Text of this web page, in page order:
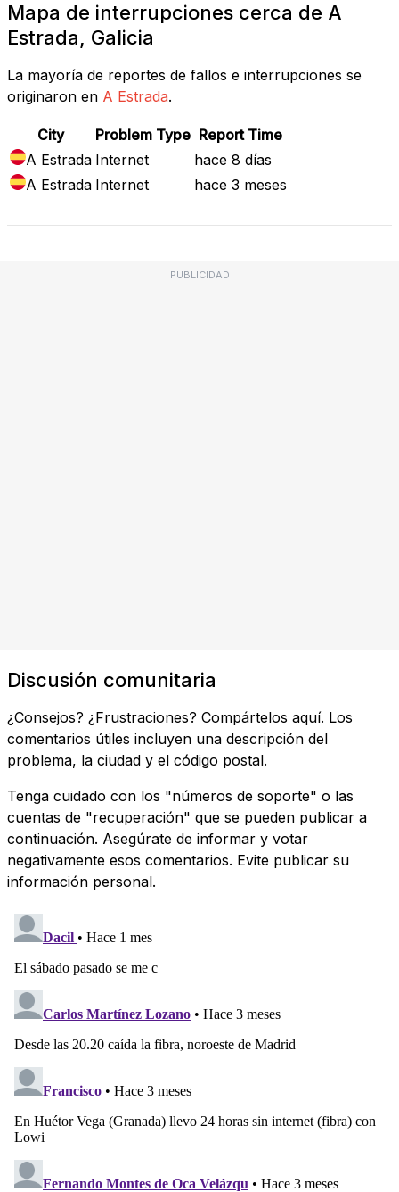
Mapa de interrupciones cerca de A
Estrada, Galicia
La mayoría de reportes de fallos e interrupciones se
originaron en A Estrada.
City Problem Type Report Time
A Estrada Internet
hace 8 días
A Estrada Internet hace 3 meses
PUBLICIDAD
Discusión comunitaria
¿Consejos? ¿Frustraciones? Compártelos aquí. Los
comentarios útiles incluyen una descripción del
problema, la ciudad y el código postal.
Tenga cuidado con los "números de soporte" o las
cuentas de "recuperación" que se pueden publicar a
continuación. Asegúrate de informar y votar
negativamente esos comentarios. Evite publicar su
información personal.